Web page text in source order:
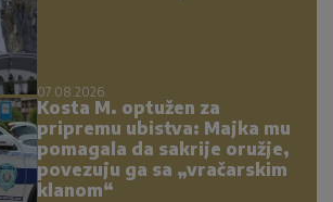
07.08.2026.
Kosta M. optužen za
pripremu ubistva: Majka mu
pomagala da sakrije oružje,
povezuju ga sa „vračarskim
klanom“